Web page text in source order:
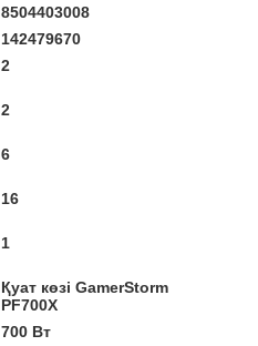
8504403008
142479670
2
2
6
16
1
Қуат көзі GamerStorm
PF700X
700 Вт